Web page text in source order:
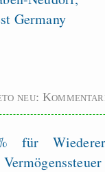
Germany
neu:
für
Vermögenssteuer